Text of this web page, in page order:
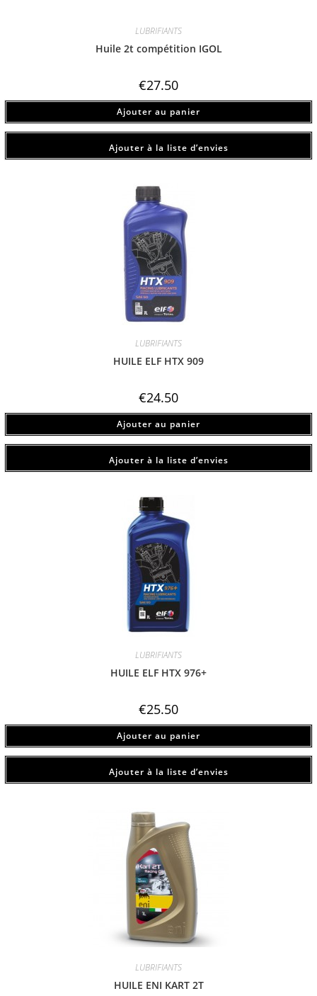
LUBRIFIANTS
Huile 2t compétition IGOL
€27.50
Ajouter au panier
Ajouter à la liste d’envies
LUBRIFIANTS
HUILE ELF HTX 909
€24.50
Ajouter au panier
Ajouter à la liste d’envies
LUBRIFIANTS
HUILE ELF HTX 976+
€25.50
Ajouter au panier
Ajouter à la liste d’envies
LUBRIFIANTS
HUILE ENI KART 2T